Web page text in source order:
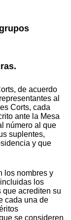
de acuerdo
al
Corts, cada
ante la Mesa
número al que
suplentes,
y que
los nombres y
los
que acrediten su
cada una de
se consideren